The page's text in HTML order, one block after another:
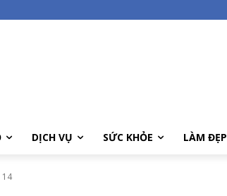
DỊCH VỤ SỨC KHỎE LÀM ĐẸP
14